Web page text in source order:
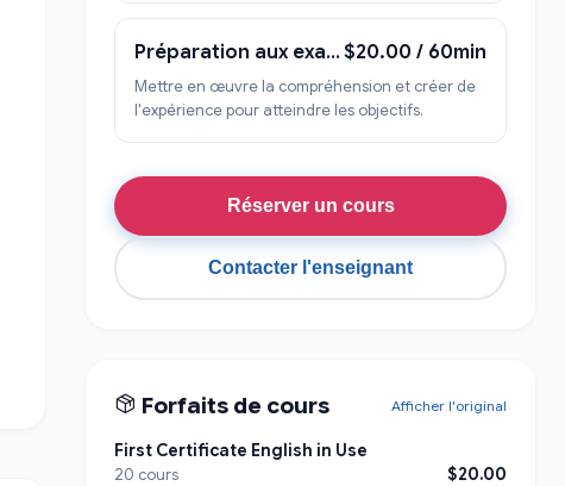
Préparation aux examens $20.00 / 60min
Mettre en œuvre la compréhension et créer de
l'expérience pour atteindre les objectifs.
Réserver un cours
Contacter l'enseignant
Forfaits de cours Afficher l'original
First Certificate English in Use
20 cours
$20.00